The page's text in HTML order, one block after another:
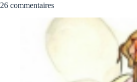
26 commentaires